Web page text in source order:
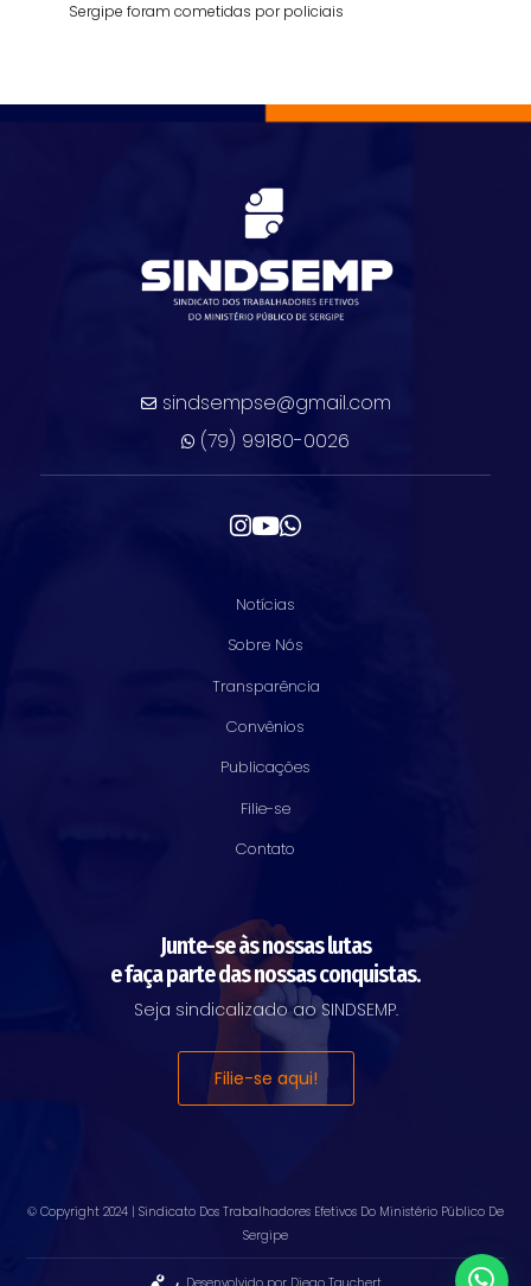
Sergipe foram cometidas por policiais
sindsempse@gmail.com
(79) 99180-0026
Notícias
Sobre Nós
Transparência
Convênios
Publicações
Filie-se
Contato
Junte-se às nossas lutas
e faça parte das nossas conquistas.
Seja sindicalizado ao SINDSEMP.
Filie-se aqui!
© Copyright 2024 | Sindicato Dos Trabalhadores Efetivos Do Ministério Público De
Sergipe